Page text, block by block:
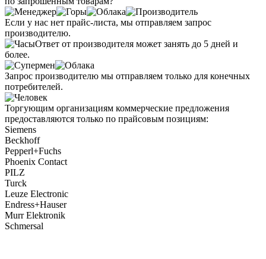
Если у нас нет прайс-листа, мы отправляем запрос
производителю.
Ответ от производителя может занять до 5 дней и
более.
Запрос производителю мы отправляем только для конечных
потребителей.
Торгующим организациям коммерческие предложения
предоставляются только по прайсовым позициям:
Siemens
Beckhoff
Pepperl+Fuchs
Phoenix Contact
PILZ
Turck
Leuze Electronic
Endress+Hauser
Murr Elektronik
Schmersal